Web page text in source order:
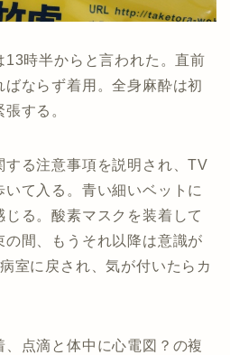
13時半からと言われた。直前
ならず着用。全身麻酔は初
する。
る注意事項を説明され、TV
て入る。青い細いベットに
る。酸素マスクを装着して
間、もうそれ以降は意識が
室に戻され、気が付いたらカ
点滴と体中に心電図？の複